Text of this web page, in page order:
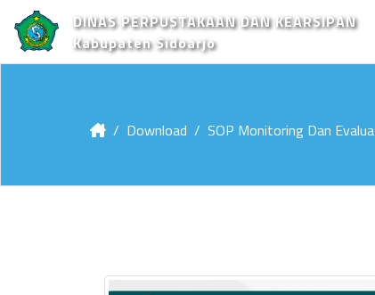
DINAS PERPUSTAKAAN DAN KEARSIPAN
Kabupaten Sidoarjo
Download SOP Monitoring Dan